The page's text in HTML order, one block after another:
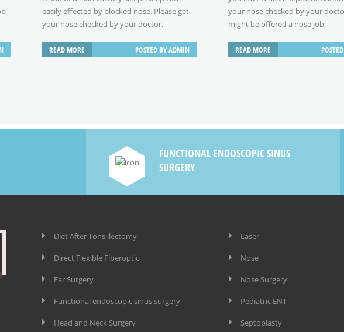
easily effected by blocked nose. Please get
your nose checked by your doctor.
READ MORE
POSTED BYADMIN
your nose checked by your
might be offered a nose job.
READ MORE
FUNCTIONAL ENDOSCOPIC SINUS
SURGERY
Diet After Tonsillectomy
Direct Flexible Fiberoptic
Ear Surgery
Functional endoscopic sinus surgery
Head and Neck Surgery
Laser
Nose
Nose Surgery
Pediatric ENT
Septoplasty